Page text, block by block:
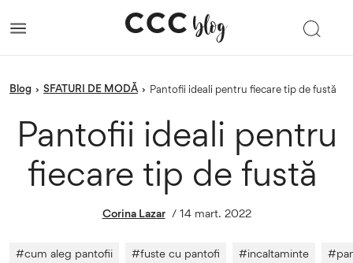
blog › SFATURI DE MODĂ › Pantofii ideali pentru fiecare tip de fustă
Pantofii ideali pentru
fiecare tip de fustă
Corina Lazar / 14 mart. 2022
#cum aleg pantofii #fuste cu pantofi #incaltaminte #